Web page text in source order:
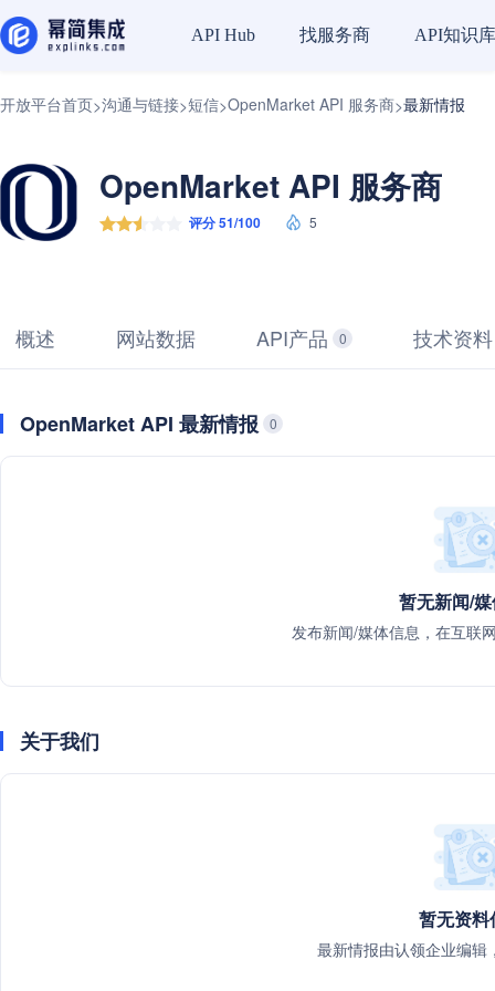
API Hub 找服务商 API知识库
开放平台首页>沟通与链接>短信>OpenMarket API 服务商>最新情报
OpenMarket API 服务商
评分 51/100 5
概述 网站数据 API产品 0 技术资料
OpenMarket API 最新情报 0
暂无新闻/
发布新闻/媒体信息，在互联
关于我们
暂无资料
最新情报由认领企业编辑